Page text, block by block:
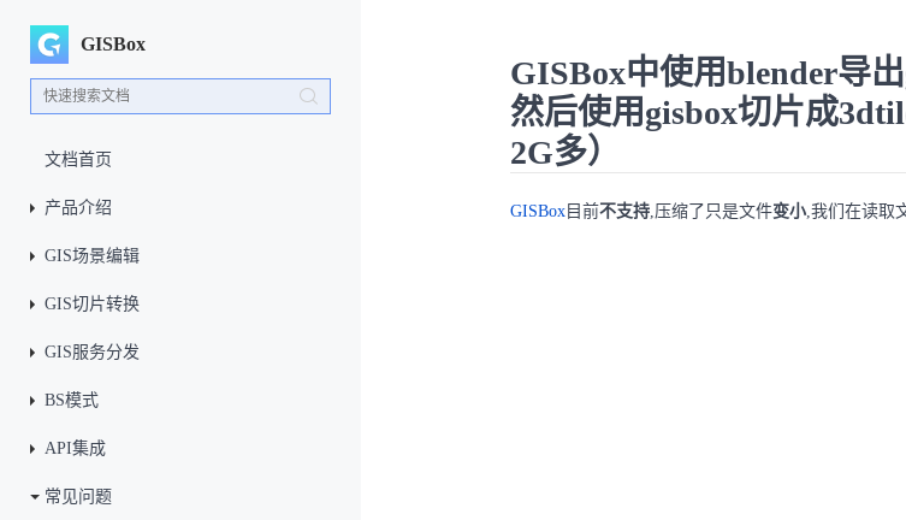
GISBox
文档首页
产品介绍
GIS场景编辑
GIS切片转换
GIS服务分发
BS模式
API集成
常见问题
GISBox中使用blender导
然后使用gisbox切片成
2G多）
GISBox 目前不支持,压缩了只是文件变小,我们在读取